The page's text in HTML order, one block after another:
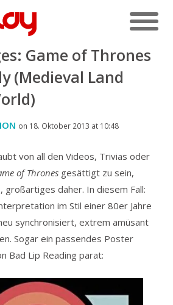
Game of Thrones
(Medieval Land
on 18. Oktober 2013 at 10:48
von all den Videos, Trivias oder
of Thrones gesättigt zu sein,
großartiges daher. In diesem Fall:
im Stil einer 80er Jahre
synchronisiert, extrem amüsant
Sogar ein passendes Poster
Bad Lip Reading parat: